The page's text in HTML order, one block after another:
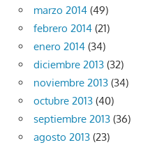
marzo 2014 (49)
febrero 2014 (21)
enero 2014 (34)
diciembre 2013 (32)
noviembre 2013 (34)
octubre 2013 (40)
septiembre 2013 (36)
agosto 2013 (23)